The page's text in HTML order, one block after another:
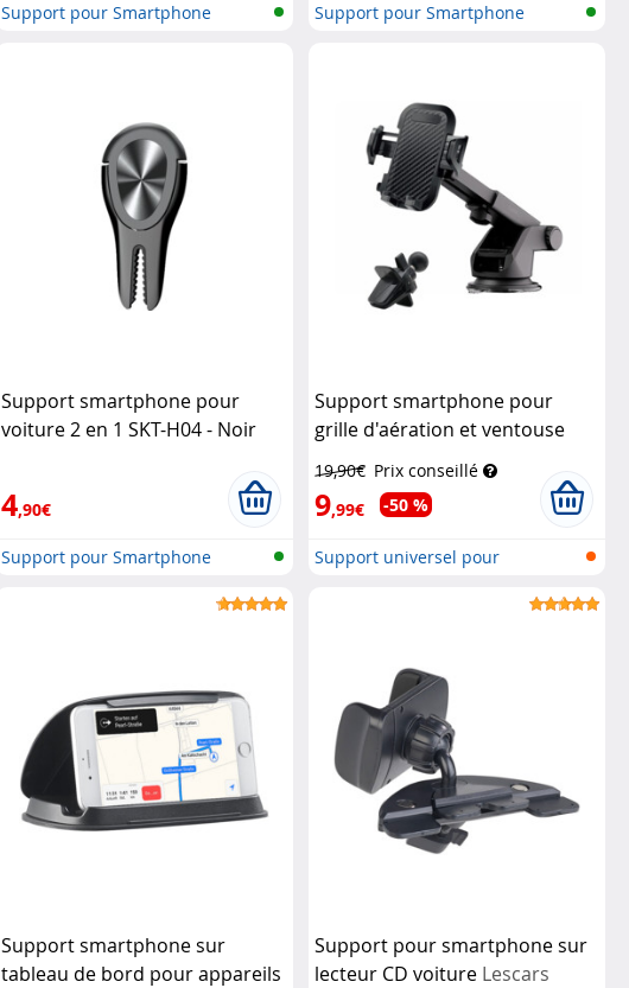
Support pour Smartphone Support pour Smartphone
Support smartphone pour
voiture 2 en 1 SKT-H04 - Noir
4,90€
Support pour Smartphone
Support smartphone pour
grille d'aération et ventouse
avec bras extensible
19,90€ Prix conseillé
9,99€ -50 %
Support universel pour
Support smartphone sur
tableau de bord pour appareils
Support pour smartphone sur
lecteur CD voiture Lescars